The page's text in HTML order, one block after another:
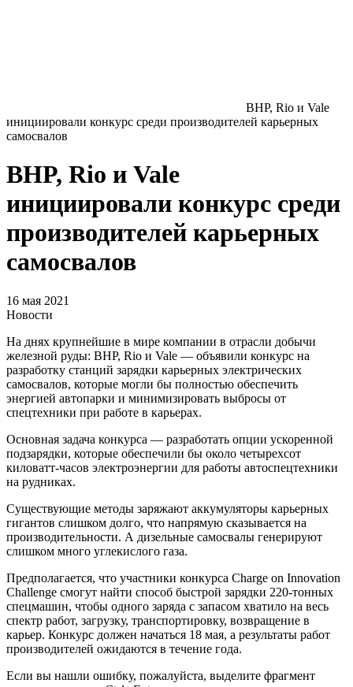
BHP, Rio и Vale
инициировали конкурс среди производителей карьерных
самосвалов
BHP, Rio и Vale
инициировали конкурс среди
производителей карьерных
самосвалов
16 мая 2021
Новости
На днях крупнейшие в мире компании в отрасли добычи
железной руды: BHP, Rio и Vale — объявили конкурс на
разработку станций зарядки карьерных электрических
самосвалов, которые могли бы полностью обеспечить
энергией автопарки и минимизировать выбросы от
спецтехники при работе в карьерах.
Основная задача конкурса — разработать опции ускоренной
подзарядки, которые обеспечили бы около четырехсот
киловатт-часов электроэнергии для работы автоспецтехники
на рудниках.
Существующие методы заряжают аккумуляторы карьерных
гигантов слишком долго, что напрямую сказывается на
производительности. А дизельные самосвалы генерируют
слишком много углекислого газа.
Предполагается, что участники конкурса Charge on Innovation
Challenge смогут найти способ быстрой зарядки 220-тонных
спецмашин, чтобы одного заряда с запасом хватило на весь
спектр работ, загрузку, транспортировку, возвращение в
карьер. Конкурс должен начаться 18 мая, а результаты работ
производителей ожидаются в течение года.
Если вы нашли ошибку, пожалуйста, выделите фрагмент